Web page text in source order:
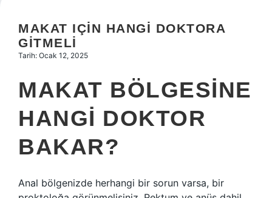
Hakkımızda
MAKAT IÇIN HANGI DOKTORA
GITMELI
Tarih: Ocak 12, 2025
MAKAT BÖLGESINE
HANGI DOKTOR
BAKAR?
Anal bölgenizde herhangi bir sorun varsa, bir